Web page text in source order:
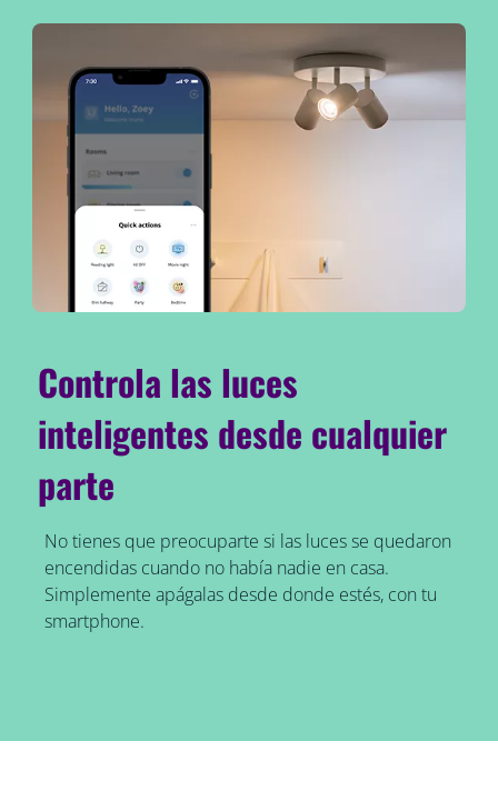
Controla las luces
inteligentes desde cualquier
parte
No tienes que preocuparte si las luces se quedaron
encendidas cuando no había nadie en casa.
Simplemente apágalas desde donde estés, con tu
smartphone.